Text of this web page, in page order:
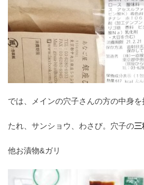
では、メインの穴子さんの方の中身を
たれ、サンショウ、わさび。穴子の三
他お漬物&ガリ